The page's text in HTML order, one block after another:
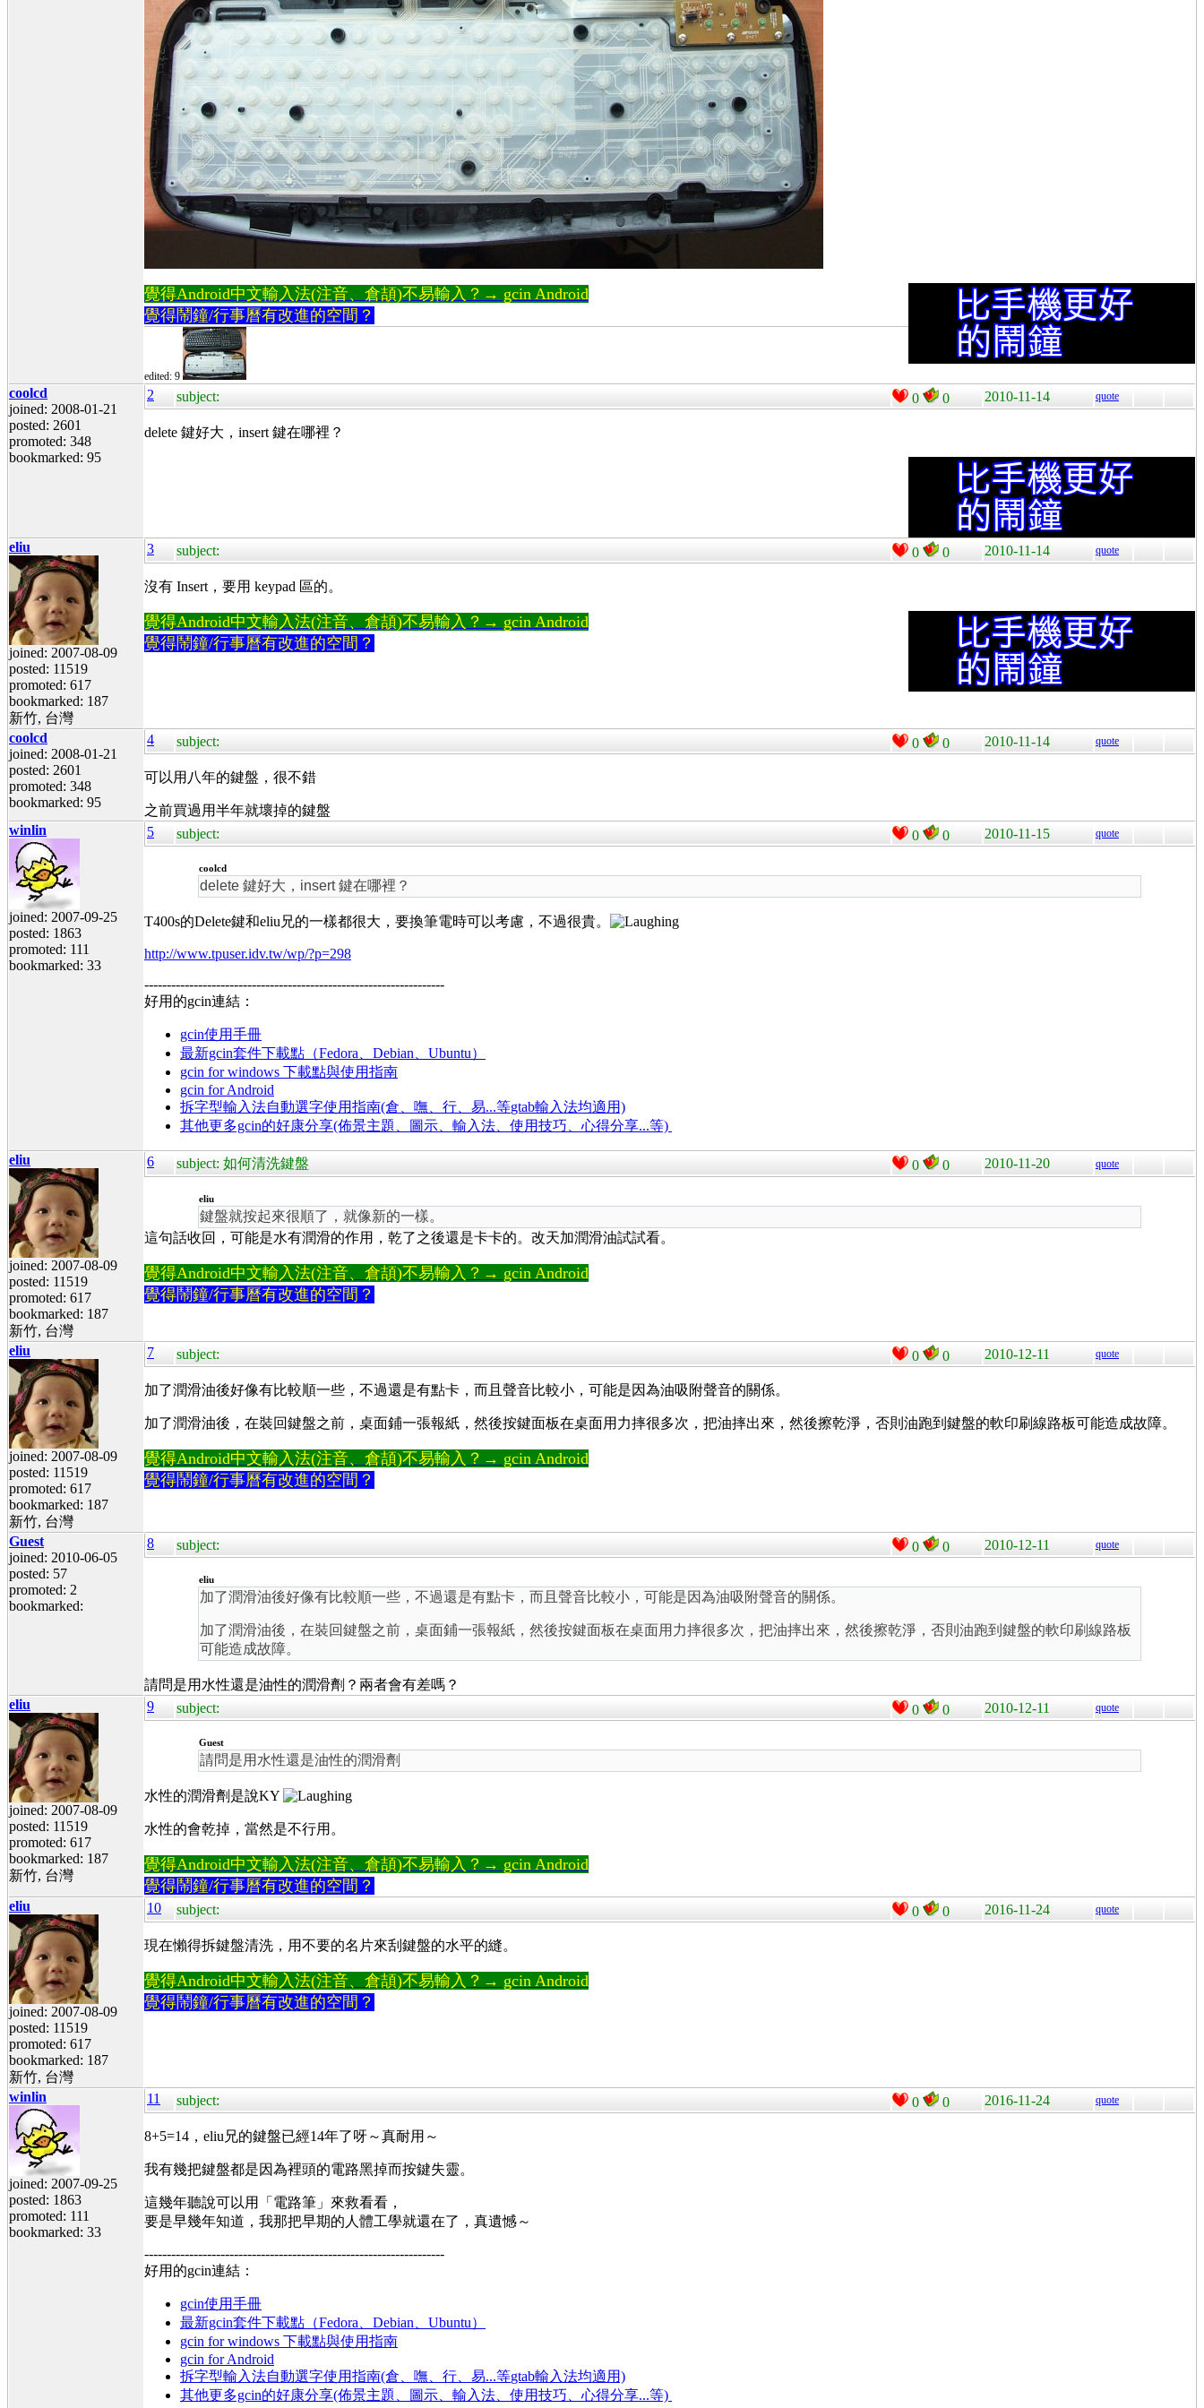
覺得Android中文輸入法(注音、倉頡)不易輸入？→ gcin Android
覺得鬧鐘/行事曆有改進的空間？
edited: 9
coolcd
joined: 2008-01-21
posted: 2601
promoted: 348
bookmarked: 95
2 subject: 0 0 2010-11-14 quote
delete 鍵好大，insert 鍵在哪裡？
eliu
joined: 2007-08-09
posted: 11519
promoted: 617
bookmarked: 187
新竹, 台灣
3 subject: 0 0 2010-11-14 quote
沒有 Insert，要用 keypad 區的。
覺得Android中文輸入法(注音、倉頡)不易輸入？→ gcin Android
覺得鬧鐘/行事曆有改進的空間？
coolcd
joined: 2008-01-21
posted: 2601
promoted: 348
bookmarked: 95
4 subject: 0 0 2010-11-14 quote
可以用八年的鍵盤，很不錯
之前買過用半年就壞掉的鍵盤
winlin
joined: 2007-09-25
posted: 1863
promoted: 111
bookmarked: 33
5 subject: 0 0 2010-11-15 quote
coolcd
delete 鍵好大，insert 鍵在哪裡？
T400s的Delete鍵和eliu兄的一樣都很大，要換筆電時可以考慮，不過很貴。
http://www.tpuser.idv.tw/wp/?p=298
-------------------------------------------------------------------
好用的gcin連結：
gcin使用手冊
最新gcin套件下載點（Fedora、Debian、Ubuntu）
gcin for windows 下載點與使用指南
gcin for Android
拆字型輸入法自動選字使用指南(倉、嘸、行、易...等gtab輸入法均適用)
其他更多gcin的好康分享(佈景主題、圖示、輸入法、使用技巧、心得分享...等)
eliu
joined: 2007-08-09
posted: 11519
promoted: 617
bookmarked: 187
新竹, 台灣
6 subject: 如何清洗鍵盤 0 0 2010-11-20 quote
eliu
鍵盤就按起來很順了，就像新的一樣。
這句話收回，可能是水有潤滑的作用，乾了之後還是卡卡的。改天加潤滑油試試看。
覺得Android中文輸入法(注音、倉頡)不易輸入？→ gcin Android
覺得鬧鐘/行事曆有改進的空間？
eliu
joined: 2007-08-09
posted: 11519
promoted: 617
bookmarked: 187
新竹, 台灣
7 subject: 0 0 2010-12-11 quote
加了潤滑油後好像有比較順一些，不過還是有點卡，而且聲音比較小，可能是因為油吸附聲音的關係。
加了潤滑油後，在裝回鍵盤之前，桌面鋪一張報紙，然後按鍵面板在桌面用力摔很多次，把油摔出來，然後擦乾淨，否則油跑到鍵盤的軟印刷線路板可能造成故障。
覺得Android中文輸入法(注音、倉頡)不易輸入？→ gcin Android
覺得鬧鐘/行事曆有改進的空間？
Guest
joined: 2010-06-05
posted: 57
promoted: 2
bookmarked:
8 subject: 0 0 2010-12-11 quote
eliu
加了潤滑油後好像有比較順一些，不過還是有點卡，而且聲音比較小，可能是因為油吸附聲音的關係。
加了潤滑油後，在裝回鍵盤之前，桌面鋪一張報紙，然後按鍵面板在桌面用力摔很多次，把油摔出來，然後擦乾淨，否則油跑到鍵盤的軟印刷線路板
可能造成故障。
請問是用水性還是油性的潤滑劑？兩者會有差嗎？
eliu
joined: 2007-08-09
posted: 11519
promoted: 617
bookmarked: 187
新竹, 台灣
9 subject: 0 0 2010-12-11 quote
Guest
請問是用水性還是油性的潤滑劑
水性的潤滑劑是說KY
水性的會乾掉，當然是不行用。
覺得Android中文輸入法(注音、倉頡)不易輸入？→ gcin Android
覺得鬧鐘/行事曆有改進的空間？
eliu
joined: 2007-08-09
posted: 11519
promoted: 617
bookmarked: 187
新竹, 台灣
10 subject: 0 0 2016-11-24 quote
現在懶得拆鍵盤清洗，用不要的名片來刮鍵盤的水平的縫。
覺得Android中文輸入法(注音、倉頡)不易輸入？→ gcin Android
覺得鬧鐘/行事曆有改進的空間？
winlin
joined: 2007-09-25
posted: 1863
promoted: 111
bookmarked: 33
11 subject: 0 0 2016-11-24 quote
8+5=14，eliu兄的鍵盤已經14年了呀～真耐用～
我有幾把鍵盤都是因為裡頭的電路黑掉而按鍵失靈。
這幾年聽說可以用「電路筆」來救看看，
要是早幾年知道，我那把早期的人體工學就還在了，真遺憾～
-------------------------------------------------------------------
好用的gcin連結：
gcin使用手冊
最新gcin套件下載點（Fedora、Debian、Ubuntu）
gcin for windows 下載點與使用指南
gcin for Android
拆字型輸入法自動選字使用指南(倉、嘸、行、易...等gtab輸入法均適用)
其他更多gcin的好康分享(佈景主題、圖示、輸入法、使用技巧、心得分享...等)